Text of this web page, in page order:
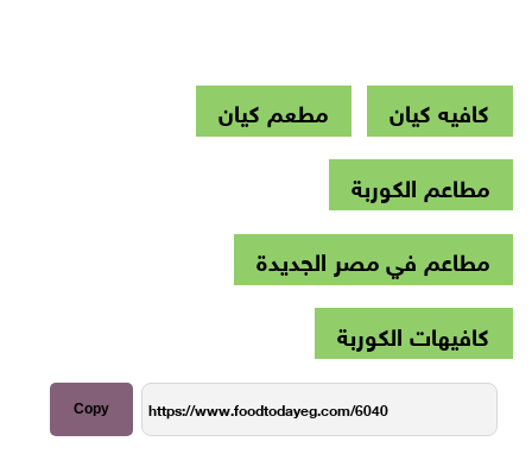
كافيه كيان
مطعم كيان
مطاعم الكوربة
مطاعم في مصر الجديدة
كافيهات الكوربة
Copy